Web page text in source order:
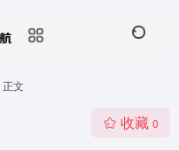
正文
收藏 0